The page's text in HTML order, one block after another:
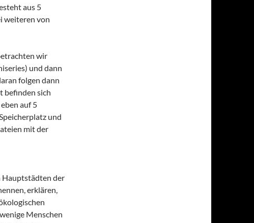
aus 5
weiteren von
wir
und dann
folgen dann
befinden sich
auf 5
und
mit der
Hauptstädten der
erklären,
Menschen